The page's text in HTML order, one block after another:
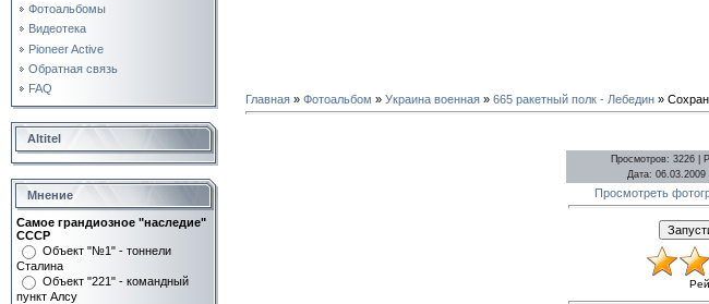
Фотоальбомы
Видеотека
Pioneer Active
Обратная связь
FAQ
Altitel
Мнение
Самое грандиозное "наследие"
СССР
Объект "№1" - тоннели
Сталина
Объект "221" - командный
пункт Алсу
Главная » Фотоальбом » Украина военная » 665 ракетный полк - Лебедин »
Просмотров: 3226 |
Дата: 06.03.2009 |
Просмотреть